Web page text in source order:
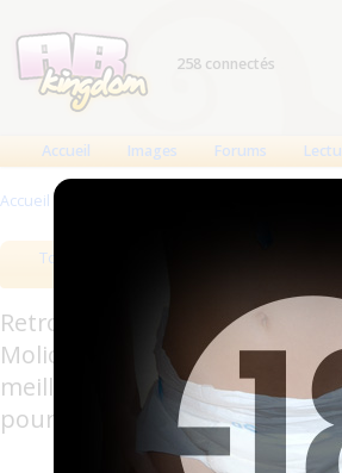
258 connectés
Accueil Images Forums
Accueil >
Tous les produits
Retrouverez sur cette page
Molicare, Comficare,
meilleurs produits aussi bien
pour l'incontinence.